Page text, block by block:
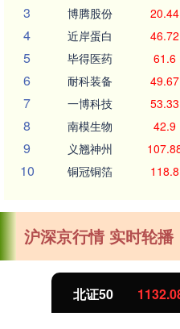
3 博腾股份 20.44
4 近岸蛋白 46.72
5 毕得医药 61.6
6 耐科装备 49.67
7 一博科技 53.33
8 南模生物 42.9
9 义翘神州
10 铜冠铜箔 118.8
沪深京行情 实时轮播
北证50